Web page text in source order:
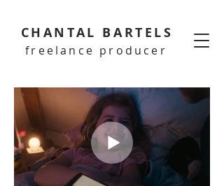
CHANTAL BARTELS
freelance producer